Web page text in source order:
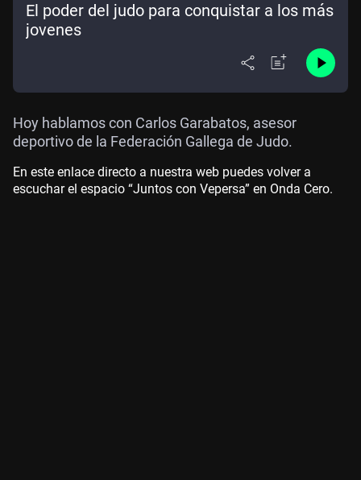
El poder del judo para conquistar a los más
jovenes
Hoy hablamos con Carlos Garabatos, asesor
deportivo de la Federación Gallega de Judo.
En este enlace directo a nuestra web puedes volver a
escuchar el espacio “Juntos con Vepersa” en Onda Cero.